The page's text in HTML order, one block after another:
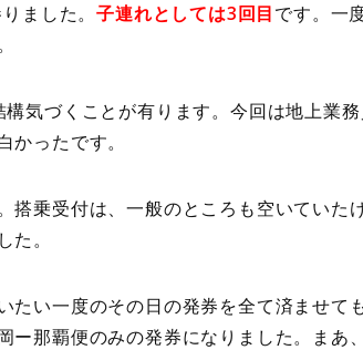
ました。子連れとしては3回目です。一
気づくことが有ります。今回は地上業
かったです。
搭乗受付は、一般のところも空いていた
。
たい一度のその日の発券を全て済ませて
ー那覇便のみの発券になりました。まあ